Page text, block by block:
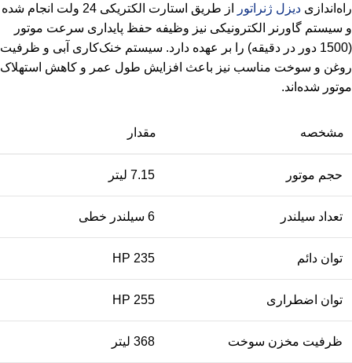
راه‌اندازی دیزل ژنراتور
از طریق استارت الکتریکی 24 ولت انجام شده
و سیستم گاورنر الکترونیکی نیز وظیفه حفظ پایداری سرعت موتور
(1500 دور در دقیقه) را بر عهده دارد. سیستم خنک‌کاری آبی و ظرفیت
روغن و سوخت مناسب نیز باعث افزایش طول عمر و کاهش استهلاک
موتور شده‌اند.
مشخصه مقدار
حجم موتور 7.15 لیتر
تعداد سیلندر 6 سیلندر خطی
توان دائم 235 HP
توان اضطراری 255 HP
ظرفیت مخزن سوخت 368 لیتر